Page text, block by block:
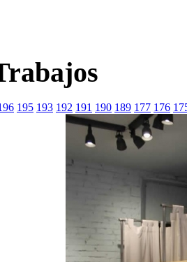
195 193 192 191 190 189 177 176